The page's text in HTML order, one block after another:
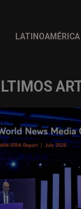
LATINOAMÉRICA